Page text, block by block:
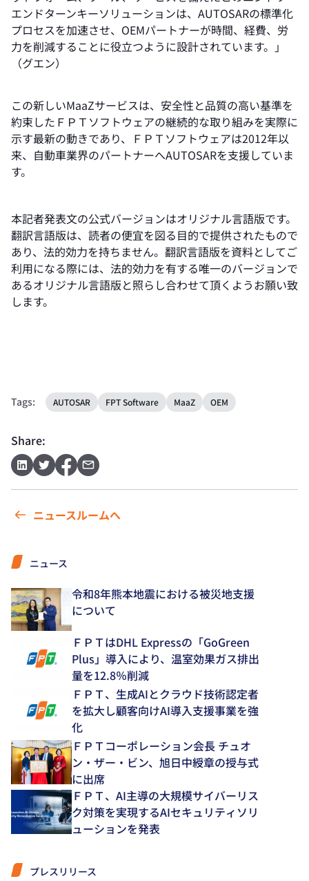
エンドターンキーソリューションは、AUTOSARの標準化
プロセスを加速させ、OEMパートナーが時間、経費、労
力を削減することに役立つように設計されています。」
（グエン）
この新しいMaaZサービスは、安全性と品質の高い基準を
約束したＦＰＴソフトウェアの継続的な取り組みを実際に
示す最新の動きであり、ＦＰＴソフトウェアは2012年以
来、自動車業界のパートナーへAUTOSARを支援していま
す。
本記者発表文の公式バージョンはオリジナル言語版です。
翻訳言語版は、読者の便宜を図る目的で提供されたもので
あり、法的効力を持ちません。翻訳言語版を資料としてご
利用になる際には、法的効力を有する唯一のバージョンで
あるオリジナル言語版と照らし合わせて頂くようお願い致
します。
Tags: AUTOSAR FPT Software MaaZ OEM
Share:
ニュースルームへ
ニュース
令和8年熊本地震における被災地支援
について
ＦＰＴはDHL Expressの「GoGreen
Plus」導入により、温室効果ガス排出
量を12.8％削減
ＦＰＴ、生成AIとクラウド技術認定者
を拡大し顧客向けAI導入支援事業を強
化
ＦＰＴコーポレーション会長 チュオ
ン・ザー・ビン、旭日中綬章の授与式
に出席
ＦＰＴ、AI主導の大規模サイバーリス
ク対策を実現するAIセキュリティソリ
ューションを発表
プレスリリース